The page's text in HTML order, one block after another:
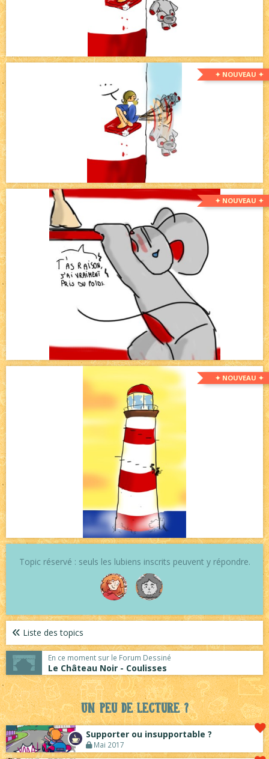
✦ NOUVEAU ✦
✦ NOUVEAU ✦
✦ NOUVEAU ✦
Topic réservé : seuls les lubiens inscrits peuvent y répondre.
Liste des topics
En ce moment sur le Forum Dessiné
Le Château Noir - Coulisses
Un peu de lecture ?
Supporter ou insupportable ?
Mai 2017